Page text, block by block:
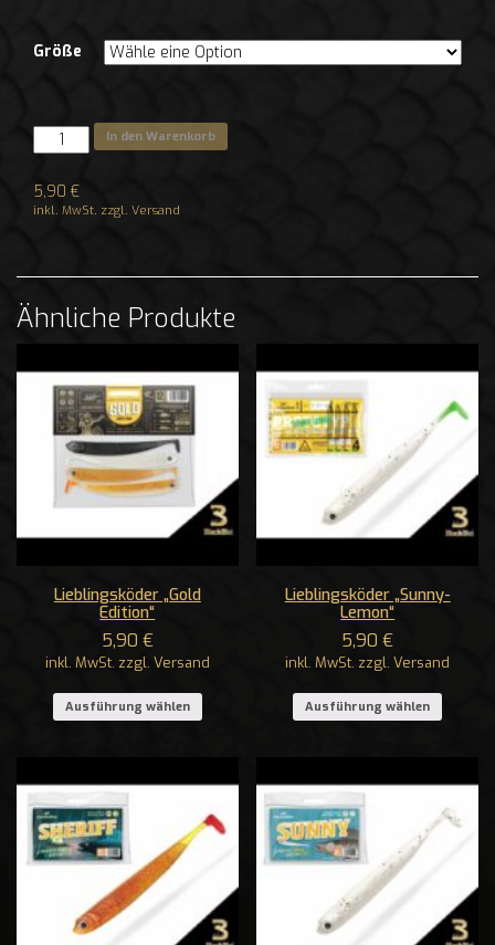
Größe
In den Warenkorb
5,90 €
inkl. MwSt. zzgl. Versand
Ähnliche Produkte
Lieblingsköder „Gold
Edition“
5,90 €
inkl. MwSt. zzgl. Versand
Ausführung wählen
Lieblingsköder „Sunny-
Lemon“
5,90€
inkl. MwSt. zzgl. Versand
Ausführung wählen